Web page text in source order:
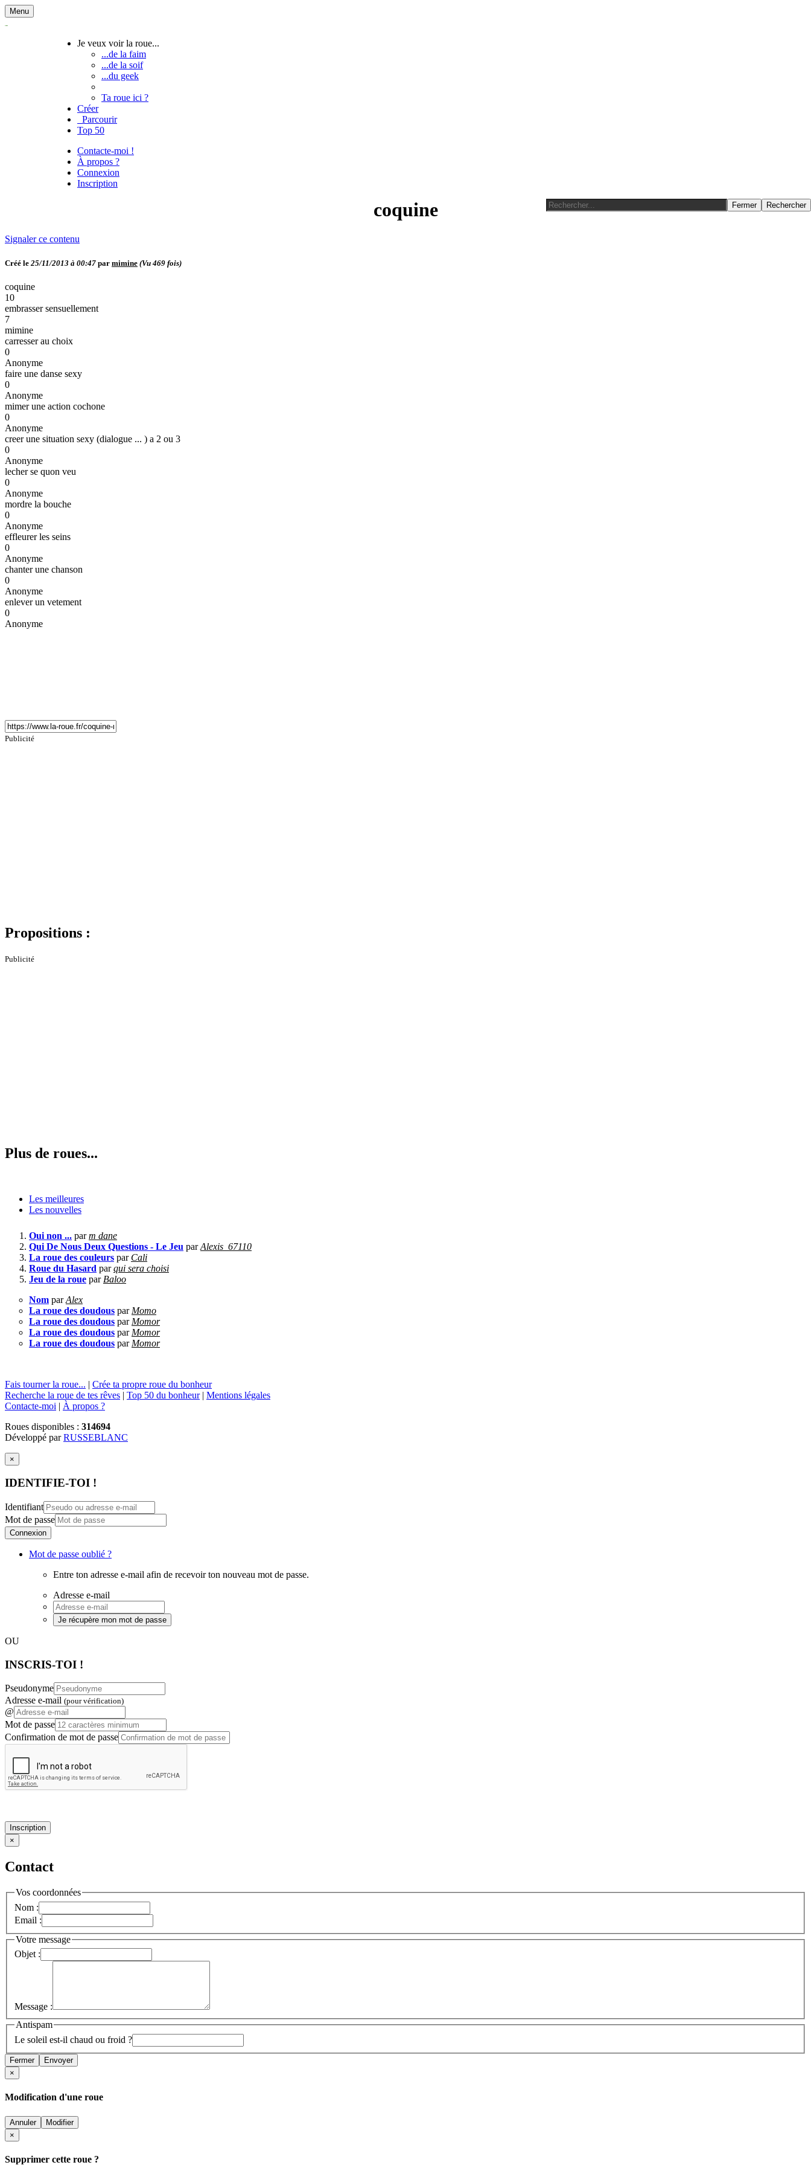
Menu
Je veux voir la roue...
...de la faim
...de la soif
...du geek
Ta roue ici ?
Créer
Parcourir
Top 50
Contacte-moi !
À propos ?
Connexion
Inscription
Fermer Rechercher
coquine
Signaler ce contenu
Créé le 25/11/2013 à 00:47 par mimine (Vu 469 fois)
coquine
10
embrasser sensuellement
7
mimine
carresser au choix
0
Anonyme
faire une danse sexy
0
Anonyme
mimer une action cochone
0
Anonyme
creer une situation sexy (dialogue ... ) a 2 ou 3
0
Anonyme
lecher se quon veu
0
Anonyme
mordre la bouche
0
Anonyme
effleurer les seins
0
Anonyme
chanter une chanson
0
Anonyme
enlever un vetement
0
Anonyme
Publicité
Propositions :
Publicité
Plus de roues...
Les meilleures
Les nouvelles
Oui non ... parm dane
Qui De Nous Deux Questions - Le Jeu parAlexis_67110
La roue des couleurs par Cali
Roue du Hasard parqui sera choisi
Jeu de la roue par Baloo
Nom parAlex
La roue des doudous par Momo
La roue des doudous par Momor
La roue des doudous par Momor
La roue des doudous par Momor
Fais tourner la roue... | Crée ta propre roue du bonheur
Recherche la roue de tes rêves | Top 50 du bonheur| Mentions légales
Contacte-moi | À propos ?
Roues disponibles : 314694
Développé parRUSSEBLANC
×
IDENTIFIE-TOI !
Identifiant
Mot de passe
Connexion
Mot de passe oublié ?
Entre ton adresse e-mail afin de recevoir ton nouveau mot de passe.
Adresse e-mail
Je récupère mon mot de passe
OU
INSCRIS-TOI !
Pseudonyme
Adresse e-mail (pour vérification)
@
Mot de passe
Confirmation de mot de passe
Inscription
×
Contact
Vos coordonnées
Nom :
Email :
Votre message
Objet :
Message :
Antispam
Le soleil est-il chaud ou froid ?
Fermer
Envoyer
×
Modification d'une roue
Annuler
Modifier
×
Supprimer cette roue ?